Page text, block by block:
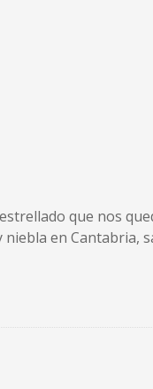
que nos
en Cantabria,